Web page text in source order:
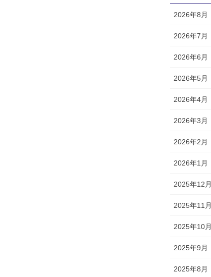
2026年8月
2026年7月
2026年6月
2026年5月
2026年4月
2026年3月
2026年2月
2026年1月
2025年12月
2025年11月
2025年10月
2025年9月
2025年8月